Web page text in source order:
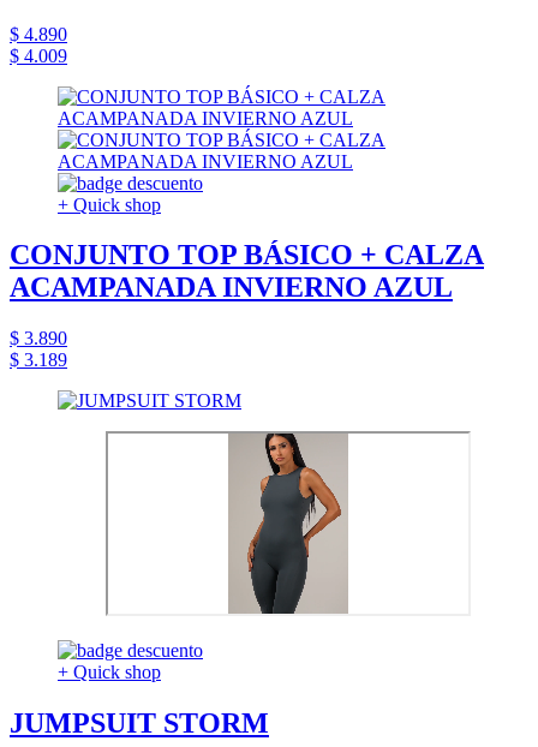
$ 4.890
$ 4.009
+ Quick shop
CONJUNTO TOP BÁSICO + CALZA
ACAMPANADA INVIERNO AZUL
$ 3.890
$ 3.189
+ Quick shop
JUMPSUIT STORM